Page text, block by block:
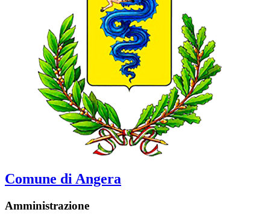
Comune di Angera
Amministrazione